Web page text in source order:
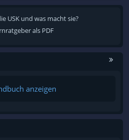
USK und was macht sie?
als PDF
anzeigen